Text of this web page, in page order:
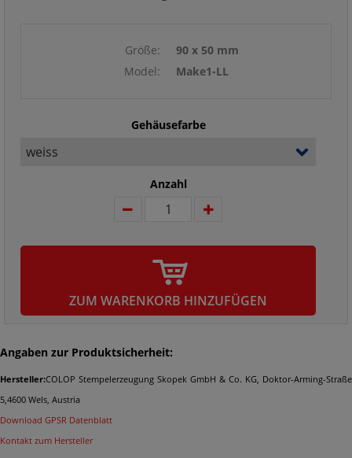
Größe:
90 x 50 mm
Model:
Make1-LL
Gehäusefarbe
Anzahl
ZUM WARENKORB HINZUFÜGEN
Angaben zur Produktsicherheit:
Hersteller:COLOP Stempelerzeugung Skopek GmbH & Co. KG, Doktor-Arming-Straße
5,4600 Wels, Austria
Download GPSR Datenblatt
Kontakt zum Hersteller